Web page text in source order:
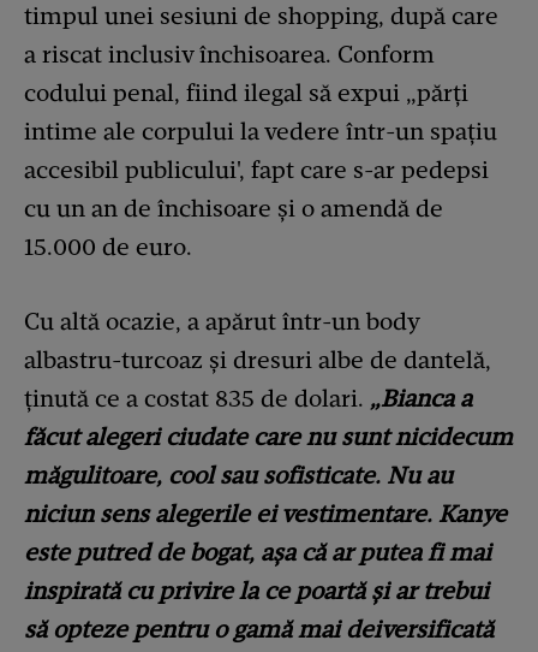
timpul unei sesiuni de shopping, după care
a riscat inclusiv închisoarea. Conform
codului penal, fiind ilegal să expui „părți
intime ale corpului la vedere într-un spațiu
accesibil publicului', fapt care s-ar pedepsi
cu un an de închisoare și o amendă de
15.000 de euro.
Cu altă ocazie, a apărut într-un body
albastru-turcoaz și dresuri albe de dantelă,
ținută ce a costat 835 de dolari. „Bianca a
făcut alegeri ciudate care nu sunt nicidecum
măgulitoare, cool sau sofisticate. Nu au
niciun sens alegerile ei vestimentare. Kanye
este putred de bogat, așa că ar putea fi mai
inspirată cu privire la ce poartă și ar trebui
să opteze pentru o gamă mai deiversificată